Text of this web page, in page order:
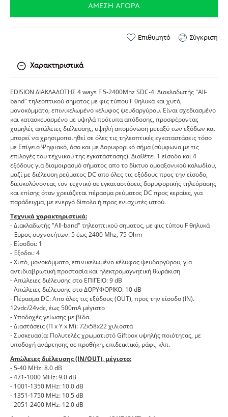
ΆΜΕΣΗ ΑΓΟΡΆ
Επιθυμητό Σύγκριση
Χαρακτηριστικά
EDISION ΔΙΑΚΛΑΔΩΤΗΣ 4 ways F 5-2400Mhz SDC-4. Διακλαδωτής "All-
band" τηλεοπτικού σηματος με φις τύπου F θηλυκά και χυτό,
μονοκόμματο, επινικελωμένο κέλυφος ψευδαργύρου. Είναι σχεδιασμένο
και κατασκευασμένο με υψηλά πρότυπα απόδοσης, προσφέροντας
χαμηλές απώλειες διέλευσης, υψηλή απομόνωση μεταξύ των εξόδων και
μπορεί να χρησιμοποιηθεί σε όλες τις τηλεοπτικές εγκαταστάσεις τόσο
με Επίγειο Ψηφιακό, όσο και με Δορυφορικό σήμα (σύμφωνα με τις
επιλογές του τεχνικού της εγκατάστασης). Διαθέτει 1 είσοδο και 4
εξόδους για διαμοιρασμό σήματος απο το δίκτυο ομοαξονικού καλωδίου,
μαζί με διέλευση ρεύματος DC απο όλες τις εξόδους προς την είσοδο,
διευκολύνοντας τον τεχνικό σε εγκαταστάσεις δορυφορικής τηλεόρασης
και επίσης όταν χρειάζεται πέρασμα ρεύματος DC προς κεραίες, για
παράδειγμα, με ενεργό δίπολο ή προς ενισχυτές ιστού.
Τεχνικά χαρακτηριστικά:
- Διακλαδωτής "All-band" τηλεοπτικού σηματος, με φις τύπου F θηλυκά
- Έυρος συχνοτήτων: 5 έως 2400 Mhz, 75 Ohm
- Είσοδοι: 1
- Έξοδοι: 4
- Χυτό, μονοκόμματο, επινικελωμένο κέλυφος ψευδαργύρου, για
αντιδιαβρωτική προστασία και ηλεκτρομαγνητική θωράκιση
- Απώλειες διέλευσης στο ΕΠΙΓΕΙΟ: 9 dB
- Απώλειες διέλευσης στο ΔΟΡΥΦΟΡΙΚΟ: 10 dB
- Πέρασμα DC: Απο όλες τις εξόδους (OUT), προς την είσοδο (IN).
12vdc/24vdc, έως 500mA μέγιστο
- Υποδοχές γείωσης με βίδα
- Διαστάσεις (Π x Υ x Μ): 72x58x22 χιλιοστά
- Συσκευασία: Πολυτελές χρωματιστό Giftbox υψηλής ποιότητας, με
υποδοχή ανάρτησης σε προθήκη, επιδεικτικό, ράφι, κλπ.
Απώλειες διέλευσης (IN/OUT), μέγιστο:
- 5-40 MHz: 8.0 dB
- 471-1000 MHz: 9.0 dB
- 1001-1350 MHz: 10.0 dB
- 1351-1750 MHz: 10.5 dB
- 2051-2400 MHz: 12.0 dB